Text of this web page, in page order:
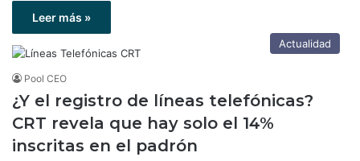
Leer más »
Actualidad
Pool CEO
¿Y el registro de líneas telefónicas?
CRT revela que hay solo el 14%
inscritas en el padrón